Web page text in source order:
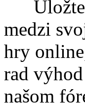
Uložte
medzi
hry
rad výhod
našom